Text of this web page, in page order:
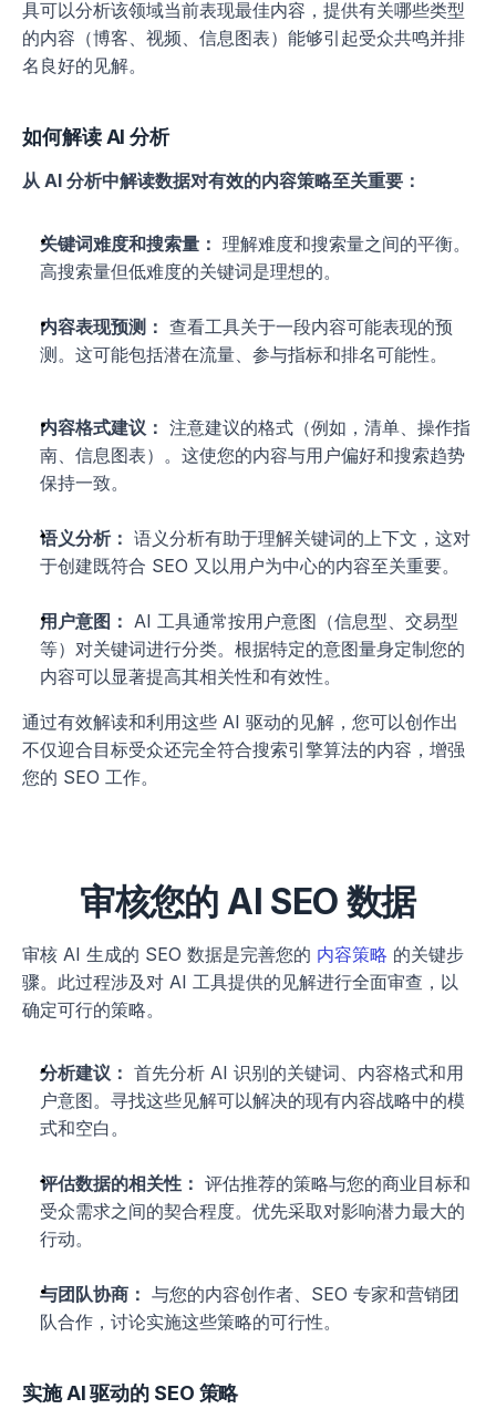
具可以分析该领域当前表现最佳内容，提供有关哪些类型
的内容（博客、视频、信息图表）能够引起受众共鸣并排
名良好的见解。
如何解读 AI 分析
从 AI 分析中解读数据对有效的内容策略至关重要：
关键词难度和搜索量： 理解难度和搜索量之间的平衡。
高搜索量但低难度的关键词是理想的。
内容表现预测： 查看工具关于一段内容可能表现的预
测。这可能包括潜在流量、参与指标和排名可能性。
内容格式建议： 注意建议的格式（例如，清单、操作指
南、信息图表）。这使您的内容与用户偏好和搜索趋势
保持一致。
语义分析： 语义分析有助于理解关键词的上下文，这对
于创建既符合 SEO 又以用户为中心的内容至关重要。
用户意图： AI 工具通常按用户意图（信息型、交易型
等）对关键词进行分类。根据特定的意图量身定制您的
内容可以显著提高其相关性和有效性。
通过有效解读和利用这些 AI 驱动的见解，您可以创作出
不仅迎合目标受众还完全符合搜索引擎算法的内容，增强
您的 SEO 工作。
审核您的 AI SEO 数据
审核 AI 生成的 SEO 数据是完善您的 内容策略 的关键步
骤。此过程涉及对 AI 工具提供的见解进行全面审查，以
确定可行的策略。
分析建议： 首先分析 AI 识别的关键词、内容格式和用
户意图。寻找这些见解可以解决的现有内容战略中的模
式和空白。
评估数据的相关性： 评估推荐的策略与您的商业目标和
受众需求之间的契合程度。优先采取对影响潜力最大的
行动。
与团队协商： 与您的内容创作者、SEO 专家和营销团
队合作，讨论实施这些策略的可行性。
实施 AI 驱动的 SEO 策略